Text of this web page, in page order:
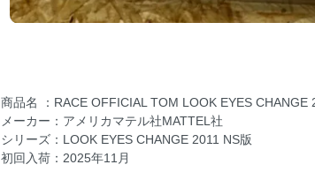
商品名 ：RACE OFFICIAL TOM LOOK EYES CHANGE
メーカー：アメリカマテル社MATTEL社
シリーズ：LOOK EYES CHANGE 2011 NS版
初回入荷：2025年11月